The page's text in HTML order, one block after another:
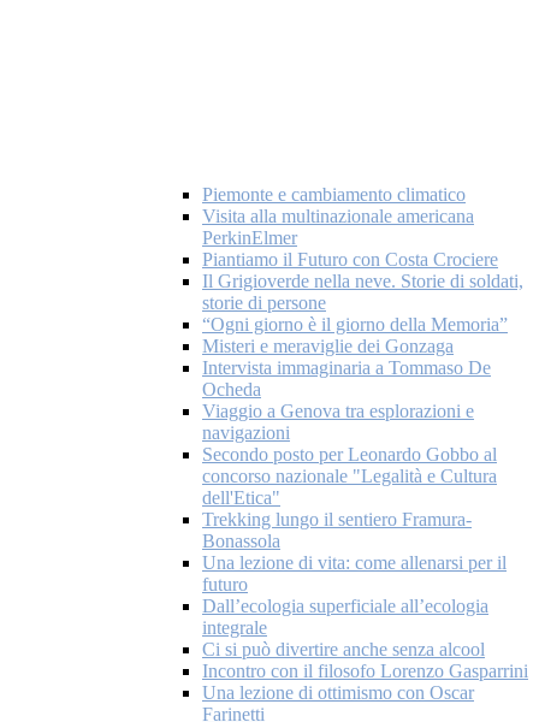
Piemonte e cambiamento climatico
Visita alla multinazionale americana
PerkinElmer
Piantiamo il Futuro con Costa Crociere
Il Grigioverde nella neve. Storie di soldati,
storie di persone
“Ogni giorno è il giorno della Memoria”
Misteri e meraviglie dei Gonzaga
Intervista immaginaria a Tommaso De
Ocheda
Viaggio a Genova tra esplorazioni e
navigazioni
Secondo posto per Leonardo Gobbo al
concorso nazionale "Legalità e Cultura
dell'Etica"
Trekking lungo il sentiero Framura-
Bonassola
Una lezione di vita: come allenarsi per il
futuro
Dall’ecologia superficiale all’ecologia
integrale
Ci si può divertire anche senza alcool
Incontro con il filosofo Lorenzo Gasparrini
Una lezione di ottimismo con Oscar
Farinetti